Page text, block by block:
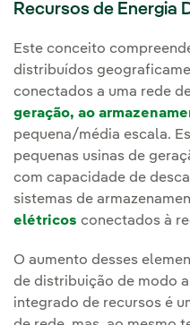
Recursos de Energia
Este conceito
distribuídos
conectados a uma rede
geração, ao
pequena/média escala.
pequenas usinas de
com capacidade de
sistemas de
elétricos conectados à
O aumento desses
de distribuição de modo
integrado de recursos é